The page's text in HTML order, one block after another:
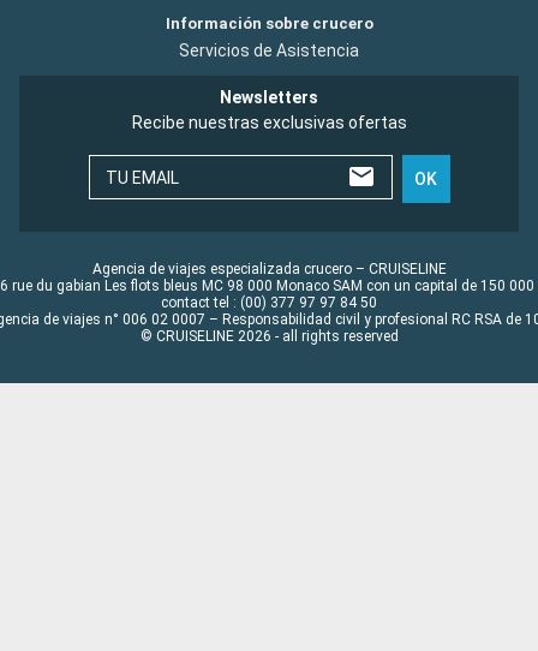
Información sobre crucero
Servicios de Asistencia
Newsletters
Recibe nuestras exclusivas ofertas
TU EMAIL OK
Agencia de viajes especializada crucero – CRUISELINE
rue du gabian Les flots bleus MC 98 000 Monaco SAM con un capital de 150 000
contact tel : (00) 377 97 97 84 50
de viajes n° 006 02 0007 – Responsabilidad civil y profesional RC RSA de
© CRUISELINE 2026 - all rights reserved